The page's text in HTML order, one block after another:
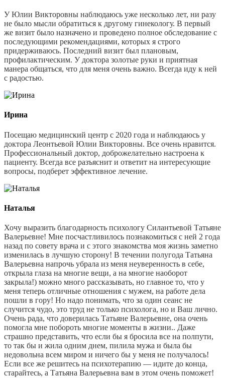
У Юлии Викторовны наблюдаюсь уже несколько лет, ни разу
не было мысли обратиться к другому гинекологу. В первый
же визит было назначено и проведено полное обследование с
последующими рекомендациями, которых я строго
придерживаюсь. Последний визит был плановым,
профилактическим. У доктора золотые руки и приятная
манера общаться, что для меня очень важно. Всегда иду к ней
с радостью.
Ирина
Посещаю медицинский центр с 2020 года и наблюдаюсь у
доктора Леонтьевой Юлии Викторовны. Все очень нравится.
Профессиональный доктор, доброжелательно настроена к
пациенту. Всегда все разъяснит и ответит на интересующие
вопросы, подберет эффективное лечение.
Наталья
Хочу выразить благодарность психологу Силантьевой Татьяне
Валерьевне! Мне посчастливилось познакомиться с ней 2 года
назад по совету врача и с этого знакомства моя жизнь заметно
изменилась в лучшую сторону! В течении полугода Татьяна
Валерьевна напрочь убрала из меня неуверенность в себе,
открыла глаза на многие вещи, а на многие наоборот
закрыла!) можно много рассказывать, но главное то, что у
меня теперь отличные отношения с мужем, на работе дела
пошли в гору! Но надо понимать, что за один сеанс не
случится чудо, это труд не только психолога, но и Ваш лично.
Очень рада, что доверилась Татьяне Валерьевне, она очень
помогла мне побороть многие моменты в жизни.. Даже
страшно представить, что если бы я бросила все на полпути,
то так бы и жила одним днем, пилила мужа и была бы
недовольна всем миром и ничего бы у меня не получалось!
Если все же решитесь на психотерапию — идите до конца,
старайтесь, а Татьяна Валерьевна вам в этом очень поможет!